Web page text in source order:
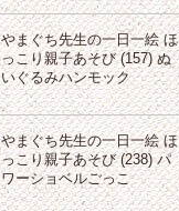
やまぐち先生の一日一絵 ほ
っこり親子あそび (157) ぬ
いぐるみハンモック
やまぐち先生の一日一絵 ほ
っこり親子あそび (238) パ
ワーショベルごっこ